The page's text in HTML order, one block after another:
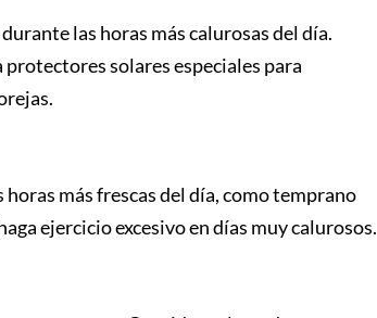
las horas más calurosas del día.
protectores solares especiales para
más frescas del día, como temprano
ejercicio excesivo en días muy calurosos.